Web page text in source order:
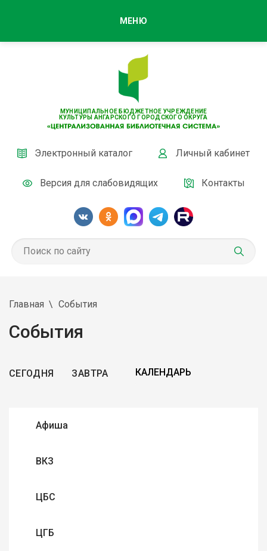
МУНИЦИПАЛЬНОЕ БЮДЖЕТНОЕ УЧРЕЖДЕНИЕ
КУЛЬТУРЫ АНГАРСКОГО ГОРОДСКОГО ОКРУГА
Электронный каталог Личный кабинет
Версия для слабовидящих Контакты
МЕНЮ
Главная События
События
СЕГОДНЯ ЗАВТРА
Афиша
ВКЗ
ЦБС
ЦГБ